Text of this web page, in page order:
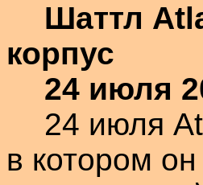
Шаттл
корпус
24 июля
24 июля
в котором